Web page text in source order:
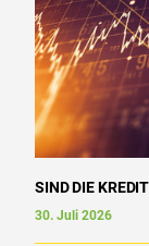
SIND DIE
30. Juli 2026